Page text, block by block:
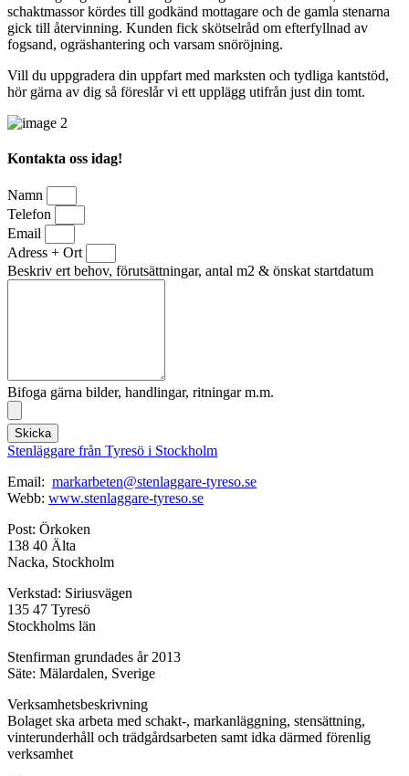
schaktmassor kördes till godkänd mottagare och de gamla stenarna
gick till återvinning. Kunden fick skötselråd om efterfyllnad av
fogsand, ogräshantering och varsam snöröjning.
Vill du uppgradera din uppfart med marksten och tydliga kantstöd,
hör gärna av dig så föreslår vi ett upplägg utifrån just din tomt.
Kontakta oss idag!
Namn
Telefon
Email
Adress + Ort
Beskriv ert behov, förutsättningar, antal m2 & önskat startdatum
Bifoga gärna bilder, handlingar, ritningar m.m.
Skicka
Stenläggare från Tyresö i Stockholm
Email: markarbeten@stenlaggare-tyreso.se
Webb: www.stenlaggare-tyreso.se
Post: Örkoken
138 40 Älta
Nacka, Stockholm
Verkstad: Siriusvägen
135 47 Tyresö
Stockholms län
Stenfirman grundades år 2013
Säte: Mälardalen, Sverige
Verksamhetsbeskrivning
Bolaget ska arbeta med schakt-, markanläggning, stensättning,
vinterunderhåll och trädgårdsarbeten samt idka därmed förenlig
verksamhet